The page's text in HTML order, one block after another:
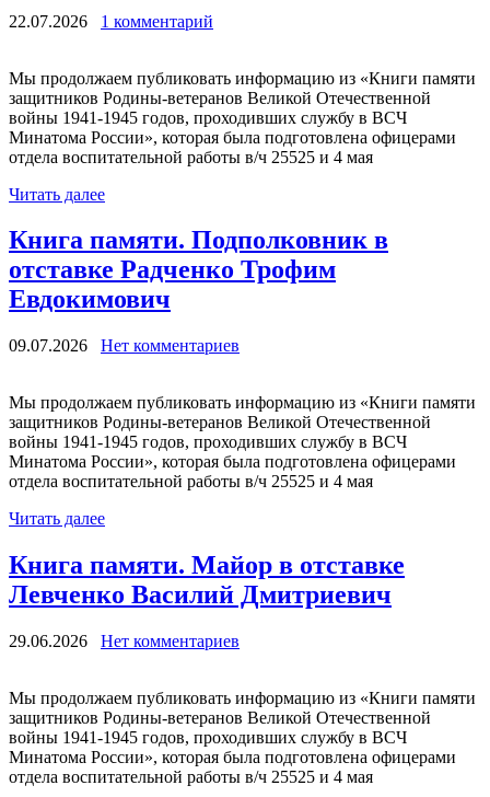
22.07.2026 1 комментарий
Мы продолжаем публиковать информацию из «Книги памяти
защитников Родины-ветеранов Великой Отечественной
войны 1941-1945 годов, проходивших службу в ВСЧ
Минатома России», которая была подготовлена офицерами
отдела воспитательной работы в/ч 25525 и 4 мая
Читать далее
Книга памяти. Подполковник в
отставке Радченко Трофим
Евдокимович
09.07.2026 Нет комментариев
Мы продолжаем публиковать информацию из «Книги памяти
защитников Родины-ветеранов Великой Отечественной
войны 1941-1945 годов, проходивших службу в ВСЧ
Минатома России», которая была подготовлена офицерами
отдела воспитательной работы в/ч 25525 и 4 мая
Читать далее
Книга памяти. Майор в отставке
Левченко Василий Дмитриевич
29.06.2026 Нет комментариев
Мы продолжаем публиковать информацию из «Книги памяти
защитников Родины-ветеранов Великой Отечественной
войны 1941-1945 годов, проходивших службу в ВСЧ
Минатома России», которая была подготовлена офицерами
отдела воспитательной работы в/ч 25525 и 4 мая